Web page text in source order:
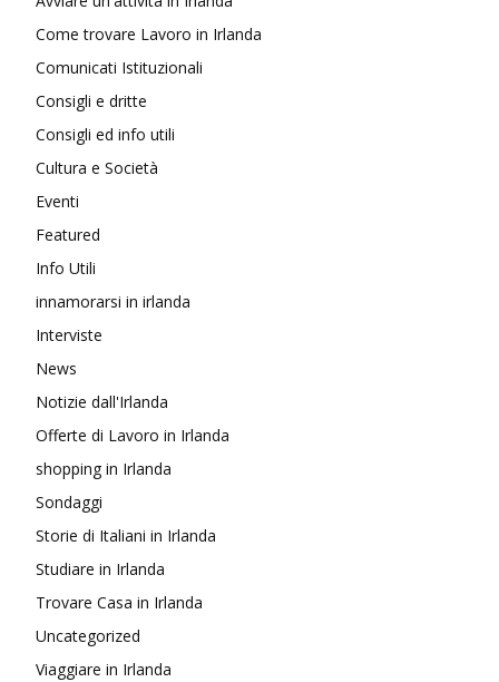
Come trovare Lavoro in Irlanda
Comunicati Istituzionali
Consigli e dritte
Consigli ed info utili
Cultura e Società
Eventi
Featured
Info Utili
innamorarsi in irlanda
Interviste
News
Notizie dall'Irlanda
Offerte di Lavoro in Irlanda
shopping in Irlanda
Sondaggi
Storie di Italiani in Irlanda
Studiare in Irlanda
Trovare Casa in Irlanda
Uncategorized
Viaggiare in Irlanda